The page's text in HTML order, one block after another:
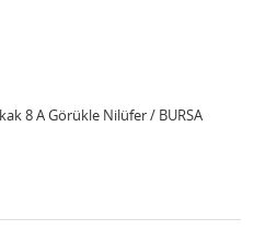
8 A Görükle Nilüfer / BURSA